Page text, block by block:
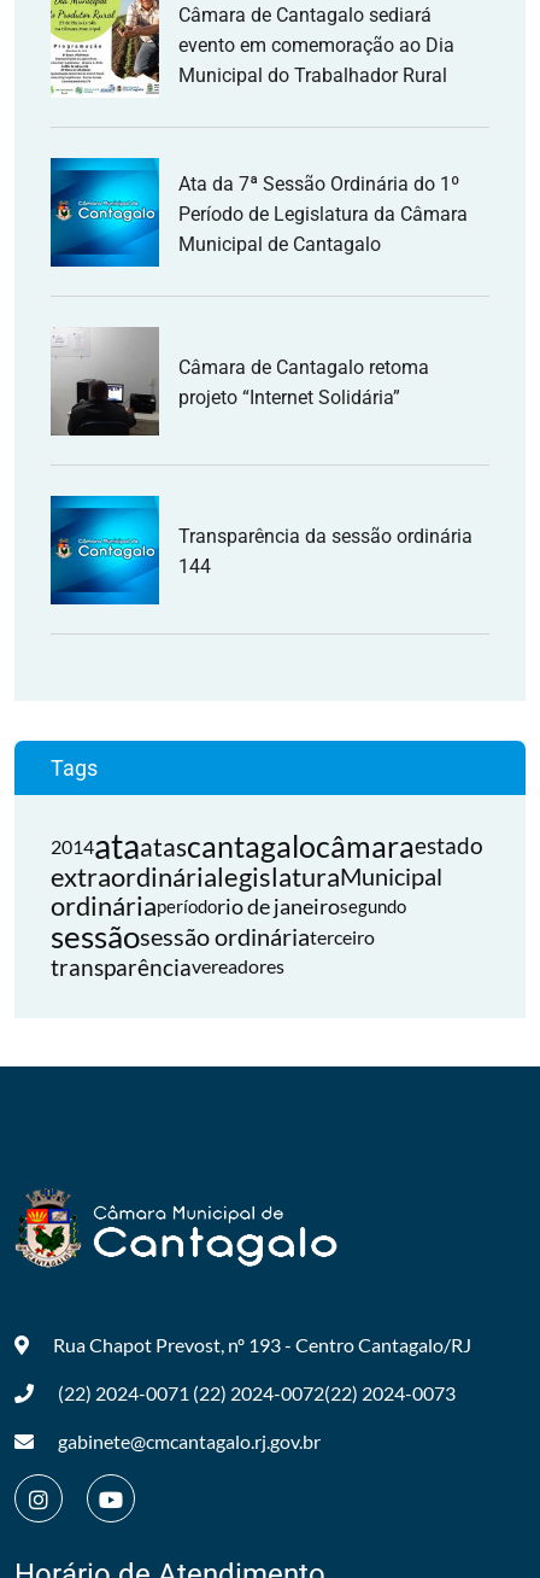
Câmara de Cantagalo sediará
evento em comemoração ao Dia
Municipal do Trabalhador Rural
Ata da 7ª Sessão Ordinária do 1º
Período de Legislatura da Câmara
Municipal de Cantagalo
Câmara de Cantagalo retoma
projeto “Internet Solidária”
Transparência da sessão ordinária
144
Tags
2014ataatascantagalocâmaraestado
extraordinárialegislaturaMunicipal
ordináriaperíodorio de janeirosegundo
sessãosessão ordináriaterceiro
transparênciavereadores
Rua Chapot Prevost, nº 193 - CentroCantagalo/RJ
(22) 2024-0071 (22) 2024-0072(22) 2024-0073
gabinete@cmcantagalo.rj.gov.br